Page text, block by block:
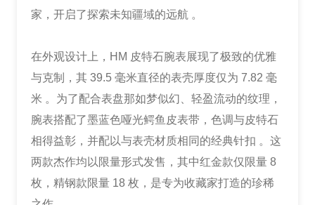
家，开启了探索未知疆域的远航 。
在外观设计上，HM 皮特石腕表展现了极致的优雅
与克制，其 39.5 毫米直径的表壳厚度仅为 7.82 毫
米 。为了配合表盘那如梦似幻、轻盈流动的纹理，
腕表搭配了墨蓝色哑光鳄鱼皮表带，色调与皮特石
相得益彰，并配以与表壳材质相同的经典针扣 。这
两款杰作均以限量形式发售，其中红金款仅限量 8
枚，精钢款限量 18 枚，是专为收藏家打造的珍稀